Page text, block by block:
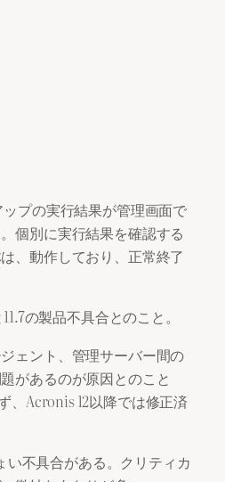
プの実行結果が管理画面で
個別に実行結果を確認する
、動作しており、正常終了
の製品不具合とのこと。
ェント、管理サーバー間の
があるのが原因とのこと
、Acronis 12以降では修正済
不具合がある。クリティカ